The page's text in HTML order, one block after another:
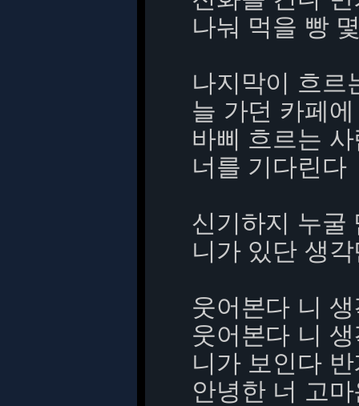
나눠 먹을 빵
나지막이 흐르
늘 가던 카페
바삐 흐르는
너를 기다린다
신기하지 누굴
니가 있단 생
웃어본다 니
웃어본다 니
니가 보인다
안녕한 너 고